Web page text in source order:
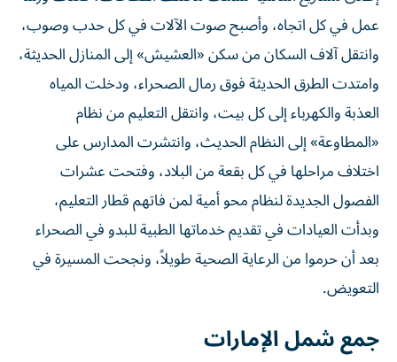
عمل في كل اتجاه، وأصبح صوت الآلات في كل حدب وصوب،
وانتقل آلاف السكان من سكن «العشيش» إلى المنازل الحديثة،
وامتدت الطرق الحديثة فوق رمال الصحراء، ودخلت المياه
العذبة والكهرباء إلى كل بيت، وانتقل التعليم من نظام
«المطاوعة» إلى النظام الحديث، وانتشرت المدارس على
اختلاف مراحلها في كل بقعة من البلاد، وفتحت عشرات
الفصول الجديدة لنظام محو أمية لمن فاتهم قطار التعليم،
وبدأت العيادات في تقديم خدماتها الطبية للبدو في الصحراء
بعد أن حرموا من الرعاية الصحية طويلاً، ونجحت المسيرة في
التعويض.
جمع شمل الإمارات